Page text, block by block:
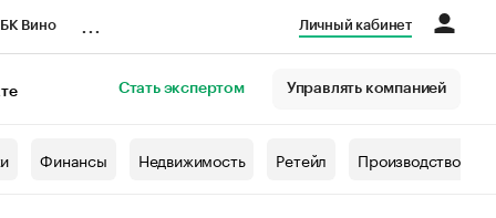
Вино Личный кабинет
Стать экспертом Управлять компанией
Финансы Недвижимость Ретейл Производство